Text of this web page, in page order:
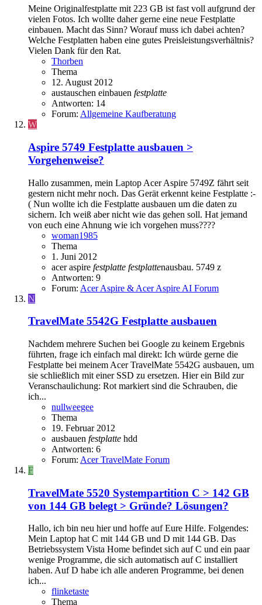
Meine Originalfestplatte mit 223 GB ist fast voll aufgrund der
vielen Fotos. Ich wollte daher gerne eine neue Festplatte
einbauen. Macht das Sinn? Worauf muss ich dabei achten?
Welche Festplatten haben eine gutes Preisleistungsverhältnis?
Vielen Dank für den Rat.
Thorben
Thema
12. August 2012
austauschen einbauen festplatte
Antworten: 14
Forum: Allgemeine Kaufberatung
W
Aspire 5749 Festplatte ausbauen >
Vorgehenweise?
Hallo zusammen, mein Laptop Acer Aspire 5749Z fährt seit
gestern nicht mehr noch. Das Gerät erkennt keine Festplatte :-
( Nun wollte ich die Festplatte ausbauen um die daten zu
sichern. Ich weiß aber nicht wie das gehen soll. Hat jemand
von euch eine Ahnung wie ich vorgehen muss????
woman1985
Thema
1. Juni 2012
acer aspire festplatte festplattenausbau. 5749 z
Antworten: 9
Forum: Acer Aspire & Acer Aspire AI Forum
N
TravelMate 5542G Festplatte ausbauen
Nachdem mehrere Suchen bei Google zu keinem Ergebnis
führten, frage ich einfach mal direkt: Ich würde gerne die
Festplatte bei meinem Acer TravelMate 5542G ausbauen, um
sie schließlich mit einer SSD zu ersetzen. Hier ein Bild zur
Veranschaulichung: Rot markiert sind die Schrauben, die
ich...
nullweegee
Thema
19. Februar 2012
ausbauen festplatte hdd
Antworten: 6
Forum: Acer TravelMate Forum
F
TravelMate 5520 Systempartition C > 142 GB
von 144 GB belegt > Gründe? Lösungen?
Hallo, ich bin neu hier und hoffe auf Eure Hilfe. Folgendes:
Mein Laptop hat C mit 144 GB und D mit 144 GB. Das
Betriebssystem Vista Home befindet sich auf C und ein paar
wenige Programme, die sich automatisch auf C installiert
haben. Auf D habe ich alle anderen Programme, bei denen
ich...
flinketaste
Thema